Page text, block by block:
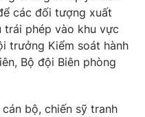
các đối tượng xuất
trái phép vào khu vực
trưởng Kiểm soát hành
Bộ đội Biên phòng
bộ, chiến sỹ tranh